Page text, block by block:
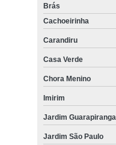
Brás
Cachoeirinha
Carandiru
Casa Verde
Chora Menino
Imirim
Jardim Guarapiranga
Jardim São Paulo